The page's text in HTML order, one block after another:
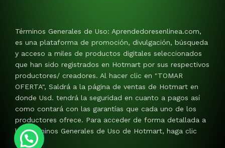
Términos Generales de Uso: Aprendedoresenlinea.com,
es una plataforma de promoción, divulgación, búsqueda
y acceso a miles de productos digitales seleccionados
que han sido registrados en Hotmart por sus respectivos
productores/ creadores. Al hacer clic en "TOMAR
OFERTA", Saldrá a la página de ventas de Hotmart en
donde Usd. tendrá la seguridad en cuanto a pagos así
como contará con las garantías que cada uno de los
productores ofrece. Para acceder de forma detallada a
los Términos Generales de Uso de Hotmart, haga clic
AQUI.